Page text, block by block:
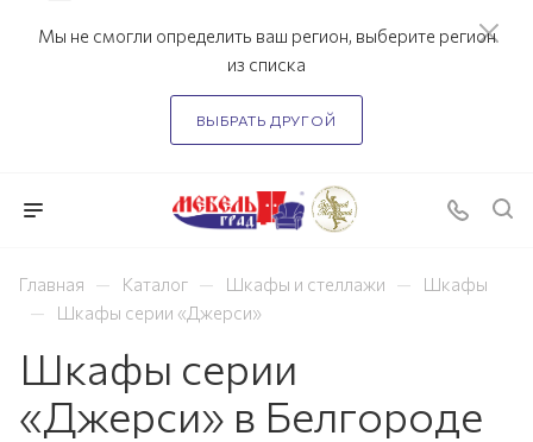
Мы не смогли определить ваш регион, выберите регион
из списка
ВЫБРАТЬ ДРУГОЙ
Главная — Каталог — Шкафы и стеллажи — Шкафы
— Шкафы серии «Джерси»
Шкафы серии
«Джерси» в Белгороде